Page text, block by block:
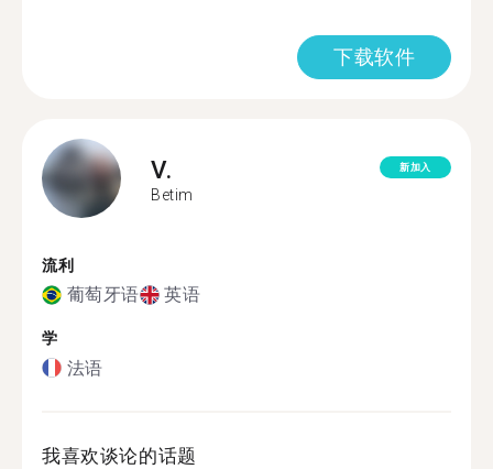
下载软件
V.
Betim
新加入
流利
葡萄牙语 英语
学
法语
我喜欢谈论的话题